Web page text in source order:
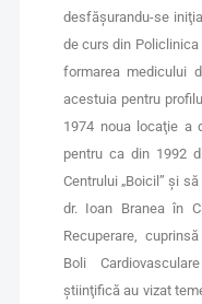
desfăşurandu-se
de curs din
formarea medicului
acestuia pentru
1974 noua locaţie a
pentru ca din 1992
Centrului „Boicil” şi
dr. Ioan Branea în
Recuperare,
Boli
ştiinţifică au vizat